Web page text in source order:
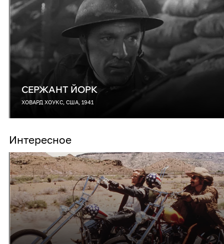
СЕРЖАНТ ЙОРК
ХОВАРД ХОУКС, США, 1941
Интересное